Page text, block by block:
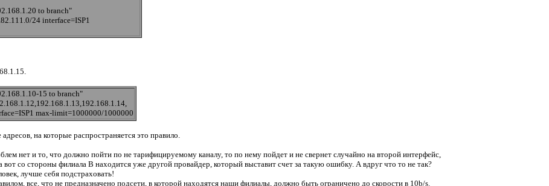
to branch"
24 interface=ISP1
15 to branch"
max-limit=1000000/1000000
на которые распространяется это правило.
нет и то, что должно пойти по не тарифицируемому каналу, то по нему пойдет и не свернет случайно на второй интерфейс,
со стороны филиала В находится уже другой провайдер, который выставит счет за такую ошибку. А вдруг что то не так?
лучше себя подстраховать!
все, что не предназначено подсети, в которой находятся наши филиалы, должно быть ограничено до скорости в 10b/s.